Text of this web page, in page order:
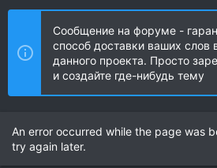
Сообщение на форуме -
способ доставки ваших слов
данного проекта. Просто
и создайте где-нибудь тему
An error occurred while the page was
try again later.